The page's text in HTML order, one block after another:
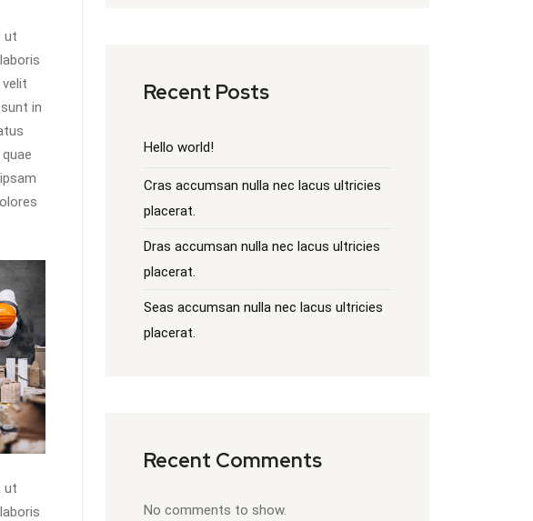
ut
in
ut
Recent Posts
Hello world!
Cras accumsan nulla nec lacus ultricies
placerat.
Dras accumsan nulla nec lacus ultricies
placerat.
Seas accumsan nulla nec lacus ultricies
placerat.
Recent Comments
No comments to show.